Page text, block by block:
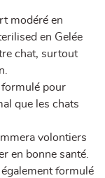
modéré en
en Gelée
chat, surtout
formulé pour
que les chats
volontiers
en bonne santé.
formulé